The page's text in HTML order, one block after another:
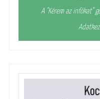
A "Kérem az infókat"